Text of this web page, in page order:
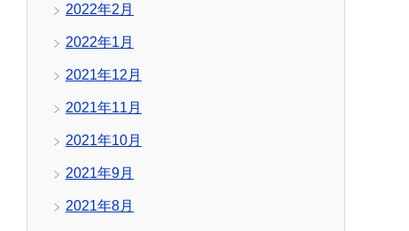
2022年2月
2022年1月
2021年12月
2021年11月
2021年10月
2021年9月
2021年8月